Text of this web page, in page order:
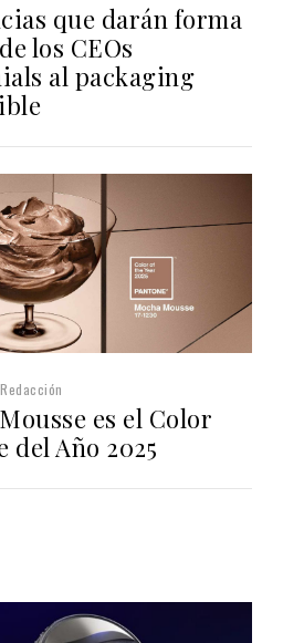
que darán forma
los CEOs
al packaging
Redacción
es el Color
del Año 2025